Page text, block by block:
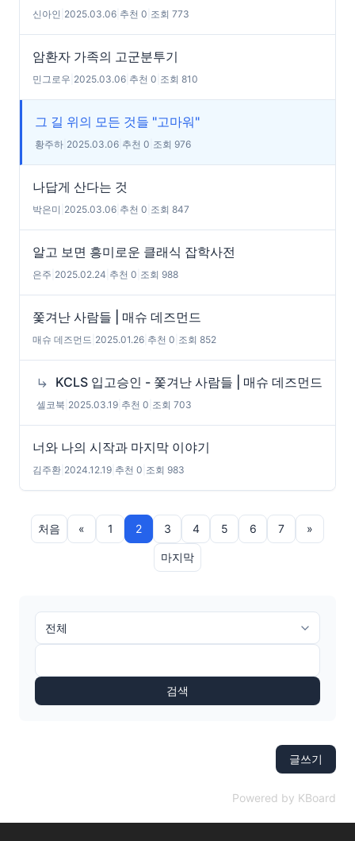
신아인 2025.03.06 추천 0 조회 773
암환자 가족의 고군분투기
민그로우 2025.03.06 추천 0 조회 810
그 길 위의 모든 것들 "고마워"
황주하 2025.03.06 추천 0 조회 976
나답게 산다는 것
박은미 2025.03.06 추천 0 조회 847
알고 보면 흥미로운 클래식 잡학사전
은주 2025.02.24 추천 0 조회 988
쫓겨난 사람들 | 매슈 데즈먼드
매슈 데즈먼드 2025.01.26 추천 0 조회 852
KCLS 입고승인 - 쫓겨난 사람들 | 매슈 데즈먼드
셀코북 2025.03.19 추천 0 조회 703
너와 나의 시작과 마지막 이야기
김주환 2024.12.19 추천 0 조회 983
처음 « 1 2 3 4 5 6 7 »
마지막
검색
글쓰기
Powered by KBoard